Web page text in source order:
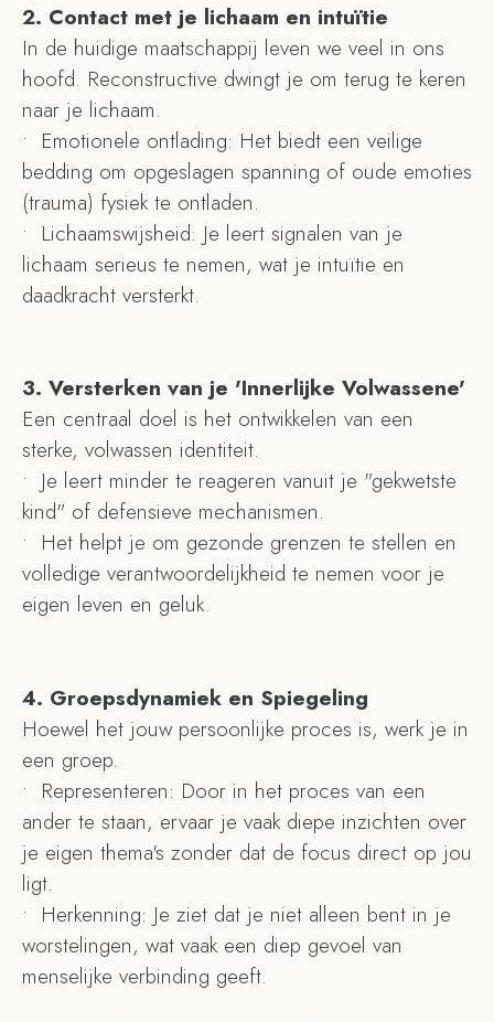
2.⁠ ⁠Contact met je lichaam en intuïtie
In de huidige maatschappij leven we veel in ons
hoofd. Reconstructive dwingt je om terug te keren
naar je lichaam.
•⁠ ⁠Emotionele ontlading: Het biedt een veilige
bedding om opgeslagen spanning of oude emoties
(trauma) fysiek te ontladen.
•⁠ ⁠Lichaamswijsheid: Je leert signalen van je
lichaam serieus te nemen, wat je intuïtie en
daadkracht versterkt.
3.⁠ ⁠Versterken van je 'Innerlijke Volwassene'
Een centraal doel is het ontwikkelen van een
sterke, volwassen identiteit.
•⁠ ⁠Je leert minder te reageren vanuit je "gekwetste
kind" of defensieve mechanismen.
•⁠ ⁠Het helpt je om gezonde grenzen te stellen en
volledige verantwoordelijkheid te nemen voor je
eigen leven en geluk.
4.⁠ ⁠Groepsdynamiek en Spiegeling
Hoewel het jouw persoonlijke proces is, werk je in
een groep.
•⁠ ⁠Representeren: Door in het proces van een
ander te staan, ervaar je vaak diepe inzichten over
je eigen thema's zonder dat de focus direct op jou
ligt.
•⁠ ⁠Herkenning: Je ziet dat je niet alleen bent in je
worstelingen, wat vaak een diep gevoel van
menselijke verbinding geeft.